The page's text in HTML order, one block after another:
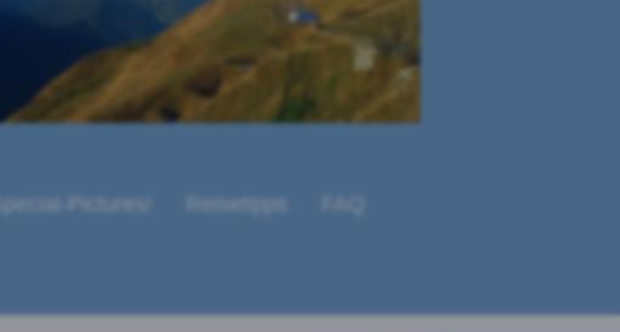
Special-Pictures! Reisetipps